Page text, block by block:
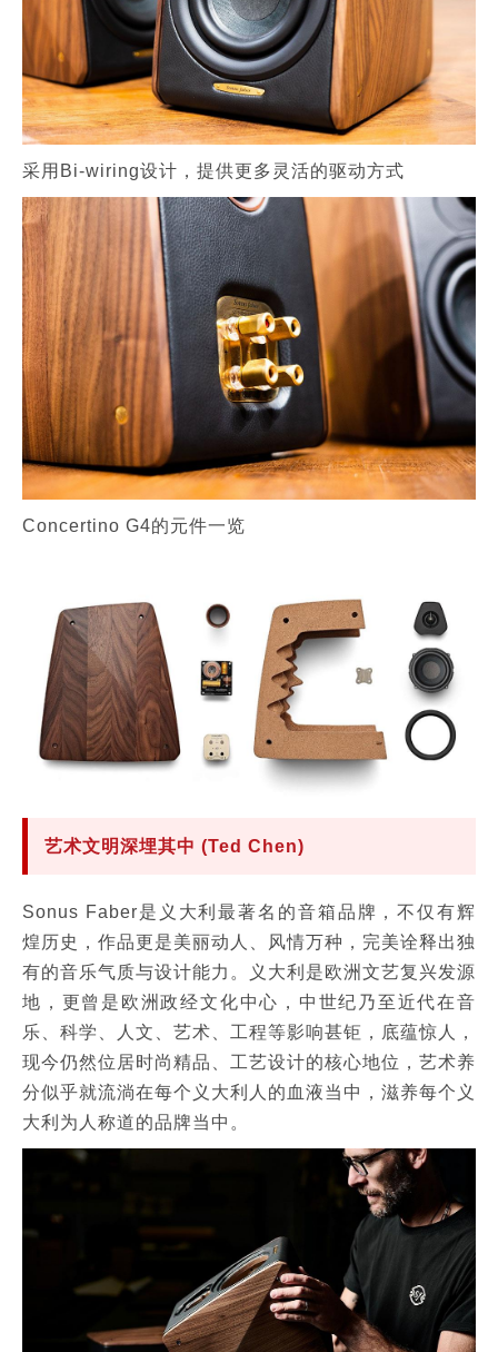
采用Bi-wiring设计，提供更多灵活的驱动方式
Concertino G4的元件一览
艺术文明深埋其中 (Ted Chen)
Sonus Faber是义大利最著名的音箱品牌，不仅有辉
煌历史，作品更是美丽动人、风情万种，完美诠释出独
有的音乐气质与设计能力。义大利是欧洲文艺复兴发源
地，更曾是欧洲政经文化中心，中世纪乃至近代在音
乐、科学、人文、艺术、工程等影响甚钜，底蕴惊人，
现今仍然位居时尚精品、工艺设计的核心地位，艺术养
分似乎就流淌在每个义大利人的血液当中，滋养每个义
大利为人称道的品牌当中。